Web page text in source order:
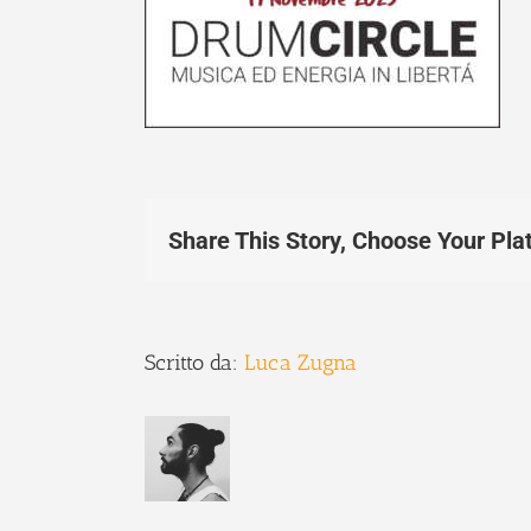
Share This Story, Choose Your
Scritto da: Luca Zugna